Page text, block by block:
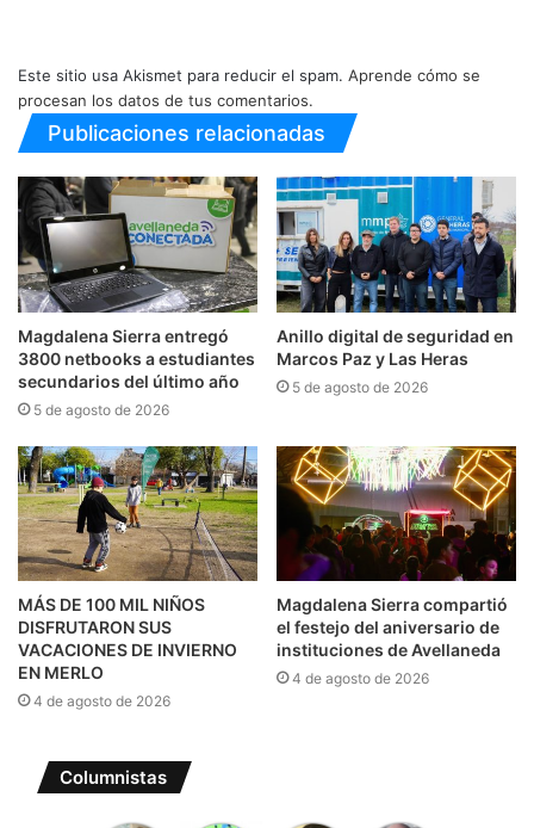
Este sitio usa Akismet para reducir el spam. Aprende cómo se
procesan los datos de tus comentarios.
Publicaciones relacionadas
Magdalena Sierra entregó
3800 netbooks a estudiantes
secundarios del último año
5 de agosto de 2026
Anillo digital de seguridad en
Marcos Paz y Las Heras
5 de agosto de 2026
MÁS DE 100 MIL NIÑOS
DISFRUTARON SUS
VACACIONES DE INVIERNO
EN MERLO
4 de agosto de 2026
Magdalena Sierra compartió
el festejo del aniversario de
instituciones de Avellaneda
4 de agosto de 2026
Columnistas